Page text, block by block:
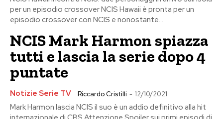
per un episodio crossover NCIS Hawaii è pronta per un
episodio crossover con NCIS e nonostante...
NCIS Mark Harmon spiazza
tutti e lascia la serie dopo 4
puntate
Notizie Serie TV Riccardo Cristilli - 12/10/2021
Mark Harmon lascia NCIS il suo è un addio definitivo alla hit